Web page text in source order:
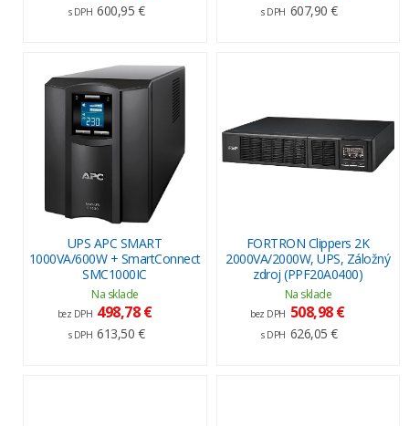
s DPH 600,95 € s DPH 607,90 €
UPS APC SMART
1000VA/600W + SmartConnect
SMC1000IC
Na sklade
bez DPH 498,78 €
s DPH 613,50 €
FORTRON Clippers 2K
2000VA/2000W, UPS, Záložný
zdroj (PPF20A0400)
Na sklade
bez DPH 508,98 €
s DPH 626,05 €